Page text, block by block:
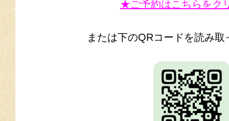
★ご予約はこちらをク
または下のQRコードを読み